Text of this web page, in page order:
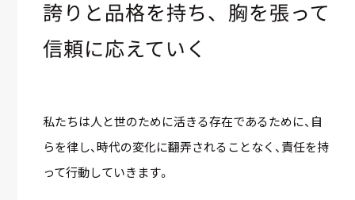
私たちは人と世のために活きる存在であるために、自
らを律し、時代の変化に翻弄されることなく、責任を持
って行動していきます。